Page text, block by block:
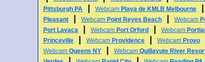
Pittsburgh PA
Webcam Playa de KMLB Melbourne
Pleasant
Webcam Point Reyes Beach Webcam
Port Lavaca
Webcam Port Orford Webcam
Princeville
Webcam Providence Webcam Provo
Webcam Queens NY Webcam Quillayute River